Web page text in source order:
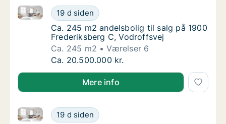
Ca. 245 m2 andelsbolig til salg på 1900
19 d siden
Ca. 245 m2 andelsbolig til salg på 1900
Ca. 245 m2 andelsbolig til salg på 1900
Ca. 245 m2 andelsbolig til salg på 1900
Frederiksberg C, Vodroffsvej
Ca. 245 m2
Værelser 6
Ca. 245 m2 andelsbolig til salg på 1900
Ca. 20.500.000 kr.
Mere info
Ca. 110 m2 andelsbolig til salg på 1900
19 d siden
Ca. 110 m2 andelsbolig til salg på 1900